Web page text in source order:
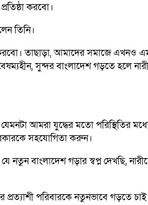
করবো।
তিনি।
তাছাড়া, আমাদের সমাজে এখনও
সুন্দর বাংলাদেশ গড়তে হলে
আমরা যুদ্ধের মতো পরিস্থিতির
সহযোগিতা করুন।
বাংলাদেশ গড়ার স্বপ্ন দেখছি,
পরিবারকে নতুনভাবে গড়তে